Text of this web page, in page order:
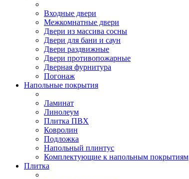
Входные двери
Межкомнатные двери
Двери из массива сосны
Двери для бани и саун
Двери раздвижные
Двери противопожарные
Дверная фурнитура
Погонаж
Напольные покрытия
Ламинат
Линолеум
Плитка ПВХ
Ковролин
Подложка
Напольный плинтус
Комплектующие к напольным покрытиям
Плитка